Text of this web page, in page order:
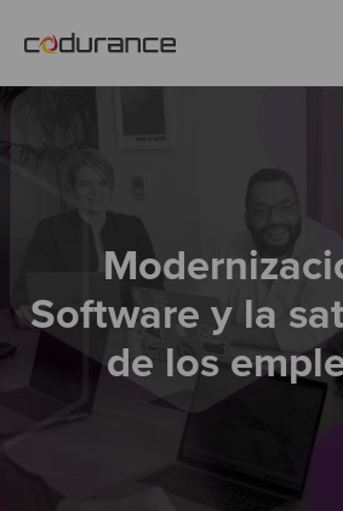
Buenas prácticas
Sobre nosotros
Únete al equipo
Software y la
de los